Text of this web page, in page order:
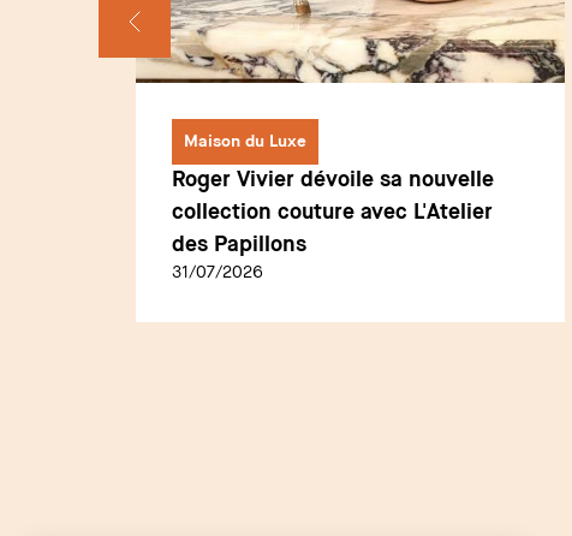
Maison du Luxe
Roger Vivier dévoile sa nouvelle
collection couture avec L'Atelier
des Papillons
31/07/2026